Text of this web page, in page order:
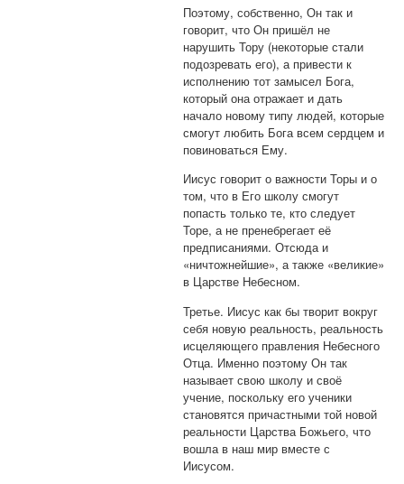
Поэтому, собственно, Он так и
говорит, что Он пришёл не
нарушить Тору (некоторые стали
подозревать его), а привести к
исполнению тот замысел Бога,
который она отражает и дать
начало новому типу людей, которые
смогут любить Бога всем сердцем и
повиноваться Ему.
Иисус говорит о важности Торы и о
том, что в Его школу смогут
попасть только те, кто следует
Торе, а не пренебрегает её
предписаниями. Отсюда и
«ничтожнейшие», а также «великие»
в Царстве Небесном.
Третье. Иисус как бы творит вокруг
себя новую реальность, реальность
исцеляющего правления Небесного
Отца. Именно поэтому Он так
называет свою школу и своё
учение, поскольку его ученики
становятся причастными той новой
реальности Царства Божьего, что
вошла в наш мир вместе с
Иисусом.